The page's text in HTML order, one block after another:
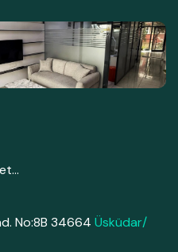
No:8B 34664 Üsküdar/